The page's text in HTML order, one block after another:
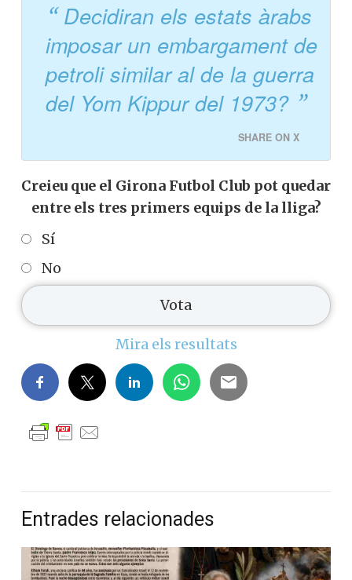
Decidiran els estats àrabs
imposar un embargament de
petroli similar al de la guerra
del Yom Kippur del 1973?
SHARE ON X
Creieu que el Girona Futbol Club pot quedar
entre els tres primers equips de la lliga?
Sí
No
Mira els resultats
Entrades relacionades